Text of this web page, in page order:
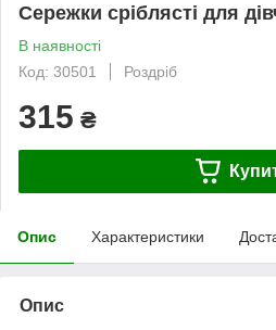
Сережки сріблясті для
В наявності
Код: 30501
Роздріб
315 ₴
Опис Характеристики
Опис